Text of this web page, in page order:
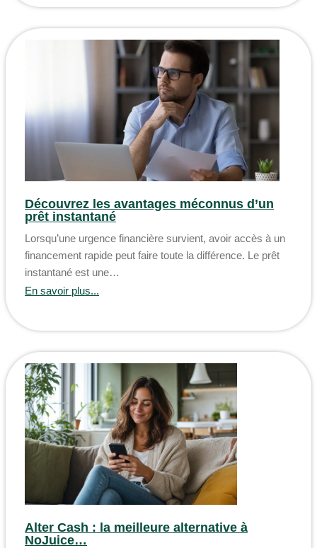
Découvrez les avantages méconnus d’un
prêt instantané
Lorsqu’une urgence financière survient, avoir accès à un
financement rapide peut faire toute la différence. Le prêt
instantané est une…
En savoir plus...
Alter Cash : la meilleure alternative à
NoJuice…